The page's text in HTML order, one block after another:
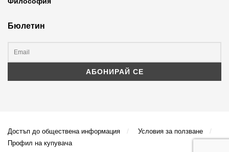
Бюлетин
Достъп до обществена информация
Условия за ползване
Профил на купувача